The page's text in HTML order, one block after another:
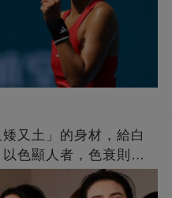
又土」的身材，給白
色顯人者，色衰則愛